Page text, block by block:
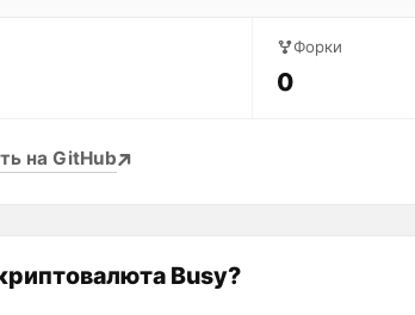
Форки
0
на GitHub
Busy?